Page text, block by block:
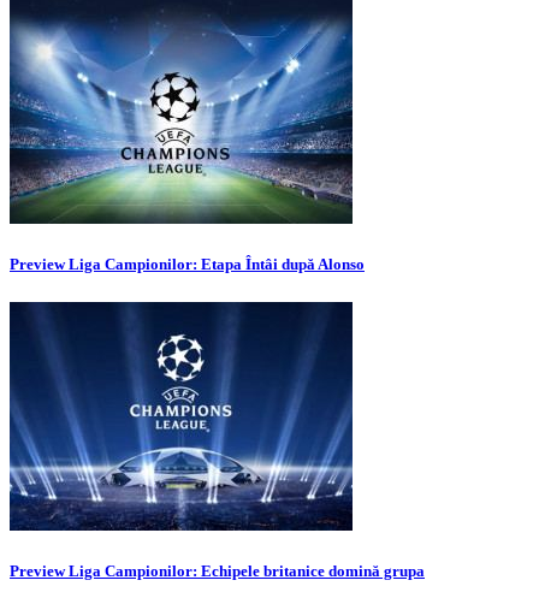
Preview Liga Campionilor: Etapa Întâi după Alonso
Preview Liga Campionilor: Echipele britanice domină grupa